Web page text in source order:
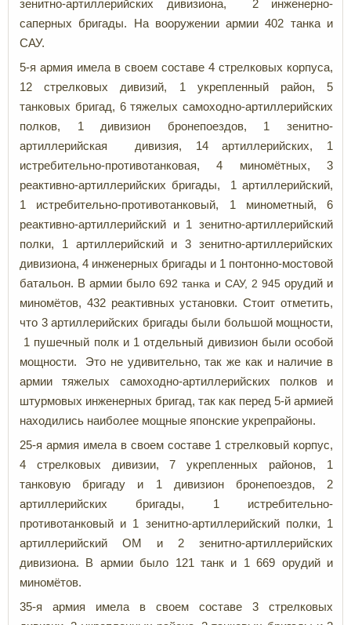
зенитно-артиллерийских дивизиона, 2 инженерно-
саперных бригады. На вооружении армии 402 танка и
САУ.
5-я армия имела в своем составе 4 стрелковых корпуса,
12 стрелковых дивизий, 1 укрепленный район, 5
танковых бригад, 6 тяжелых самоходно-артиллерийских
полков, 1 дивизион бронепоездов, 1 зенитно-
артиллерийская дивизия, 14 артиллерийских, 1
истребительно-противотанковая, 4 миномётных, 3
реактивно-артиллерийских бригады, 1 артиллерийский,
1 истребительно-противотанковый, 1 минометный, 6
реактивно-артиллерийский и 1 зенитно-артиллерийский
полки, 1 артиллерийский и 3 зенитно-артиллерийских
дивизиона, 4 инженерных бригады и 1 понтонно-мостовой
батальон. В армии было692 танка и САУ, 2 945орудий и
миномётов, 432 реактивных установки. Стоит отметить,
что 3 артиллерийских бригады были большой мощности,
1 пушечный полк и 1 отдельный дивизион были особой
мощности. Это не удивительно, так же как и наличие в
армии тяжелых самоходно-артиллерийских полков и
штурмовых инженерных бригад, так как перед 5-й армией
находились наиболее мощные японские укрепрайоны.
25-я армия имела в своем составе 1 стрелковый корпус,
4 стрелковых дивизии, 7 укрепленных районов, 1
танковую бригаду и 1 дивизион бронепоездов, 2
артиллерийских бригады, 1 истребительно-
противотанковый и 1 зенитно-артиллерийский полки, 1
артиллерийский ОМ и 2 зенитно-артиллерийских
дивизиона. В армии было 121 танк и 1 669 орудий и
миномётов.
35-я армия имела в своем составе 3 стрелковых